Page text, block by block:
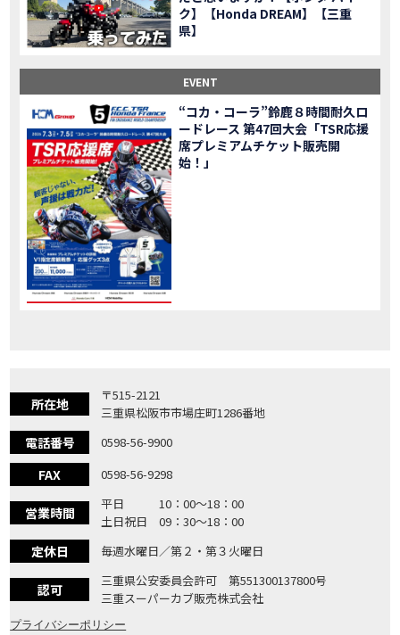
NEW BIKE 「X-ADV」大型クロスオーバーモデル X-ADV をフルモデルチェンジし発売！
NEW BIKE 「CB1000R」のヘッドライト等の外観デザインやカラーリングの変更など熟成を図り発売！
NEW BIKE 「NC750X」大型スポーツモデル NC750X をフルモデルチェンジし発売！
NEW BIKE 「CB1300 SUPER FOUR」「CB1300 SUPER BOL D’OR」ならびに「CB1300 SUPER FOUR SP」「CB1300 SUPER BOL D’OR SP」に先進の電子制御デバイスを採用し発売！
NEW BIKE 大型クルーザーモデル「Rebel 1100」を新発売!!
NEW BIKE よりスポーティーなイメージを強化『CBR650R』を発表!
NEW BIKE Neo Sports Caféシリーズのミドルクラスモデル『CB650R』を発表！
NEW BIKE フルモデルチェンジした 新型「PCX」「PCX160」「PCX e:HEV」を発表!
NEWS 国内販売を予定するグローバルモデルがHondaバイクWebサイトで公開されました！
NEW BIKE 「CRF250L」「CRF250 RALLY」をフルモデルチェンジし発表！
ク】【Honda DREAM】【三重
県】
EVENT
“コカ・コーラ”鈴鹿８時間耐久ロ
ードレース 第47回大会「TSR応援
席プレミアムチケット販売開
始！」
所在地
〒515-2121
三重県松阪市市場庄町1286番地
電話番号 0598-56-9900
FAX 0598-56-9298
営業時間
平日 10：00〜18：00
土日祝日 09：30〜18：00
定休日 毎週水曜日／第２・第３火曜日
認可
三重県公安委員会許可 第551300137800号
三重スーパーカブ販売株式会社
プライバシーポリシー